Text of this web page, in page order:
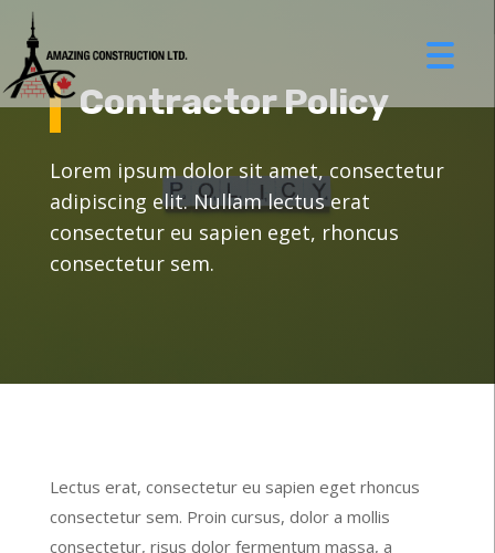
Contractor Policy
Lorem ipsum dolor sit amet, consectetur
adipiscing elit. Nullam lectus erat
consectetur eu sapien eget, rhoncus
consectetur sem.
Lectus erat, consectetur eu sapien eget rhoncus
consectetur sem. Proin cursus, dolor a mollis
consectetur, risus dolor fermentum massa, a